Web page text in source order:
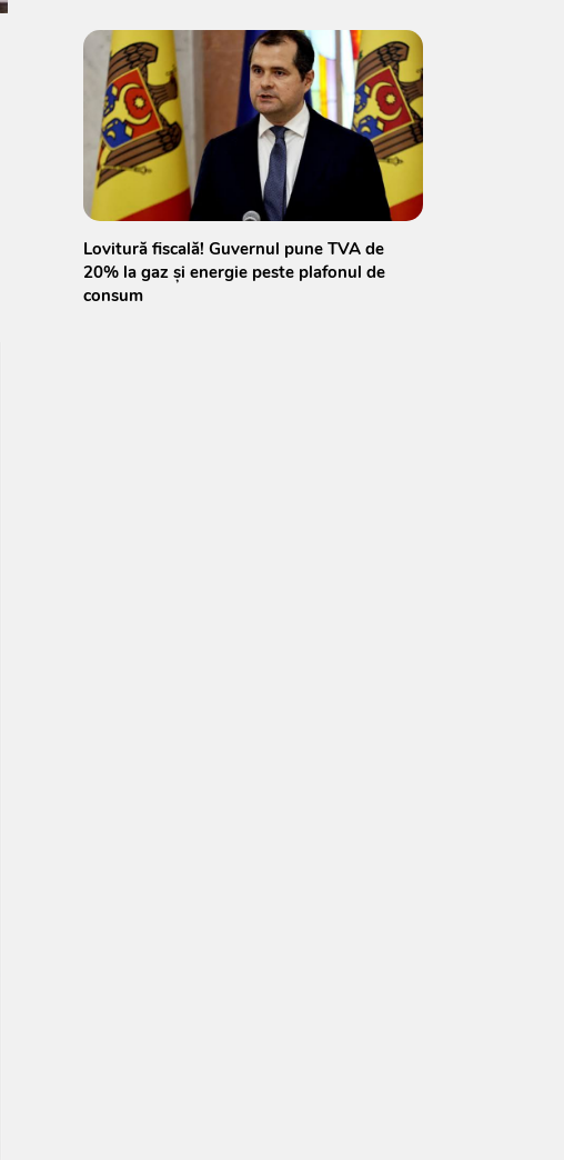
Lovitură fiscală! Guvernul pune TVA de
20% la gaz și energie peste plafonul de
consum